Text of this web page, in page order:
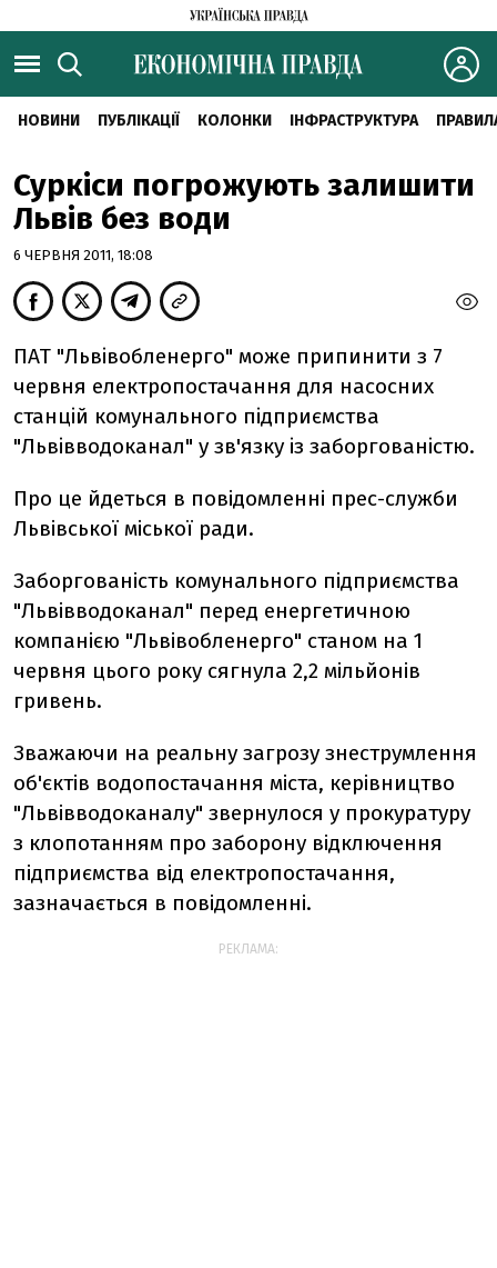
НОВИНИ ПУБЛІКАЦІЇ КОЛОНКИ ІНФРАСТРУКТУРА
Суркіси погрожують залишити
Львів без води
6 ЧЕРВНЯ 2011, 18:08
ПАТ "Львiвобленерго" може припинити з 7
червня електропостачання для насосних
станцiй комунального пiдприємства
"Львiвводоканал" у зв'язку iз заборгованiстю.
Про це йдеться в повідомленні прес-служби
Львівської міської ради.
Заборгованість комунального підприємства
"Львівводоканал" перед енергетичною
компанією "Львівобленерго" станом на 1
червня цього року сягнула 2,2 мільйонів
гривень.
Зважаючи на реальну загрозу знеструмлення
об'єктів водопостачання міста, керівництво
"Львівводоканалу" звернулося у прокуратуру
з клопотанням про заборону відключення
підприємства від електропостачання,
зазначається в повідомленні.
РЕКЛАМА: